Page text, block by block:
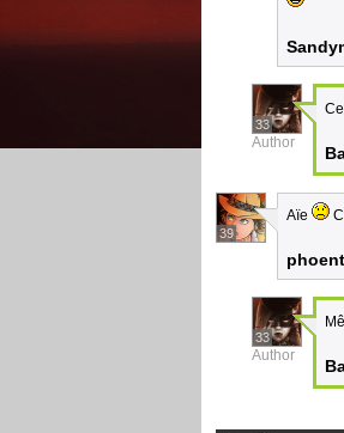
33
Author
39
Aïe
33
Author